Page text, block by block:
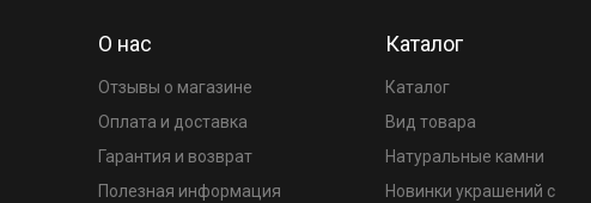
О нас
Отзывы о магазине
Оплата и доставка
Гарантия и возврат
Полезная информация
Каталог
Каталог
Вид товара
Натуральные камни
Новинки украшений с